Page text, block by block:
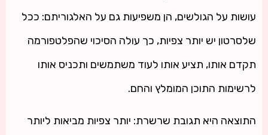
עושות על הגולשים, הן משפיעות גם על האלגוריתם: ככל
שלסרטון יש יותר צפיות, כך עולה הסיכוי שהפלטפורמה
תקדם אותו, תציע אותו לעוד משתמשים ותכניס אותו
לרשימות התוכן המומלץ והחם.
התוצאה היא תגובת שרשרת: יותר צפיות מביאות ליותר